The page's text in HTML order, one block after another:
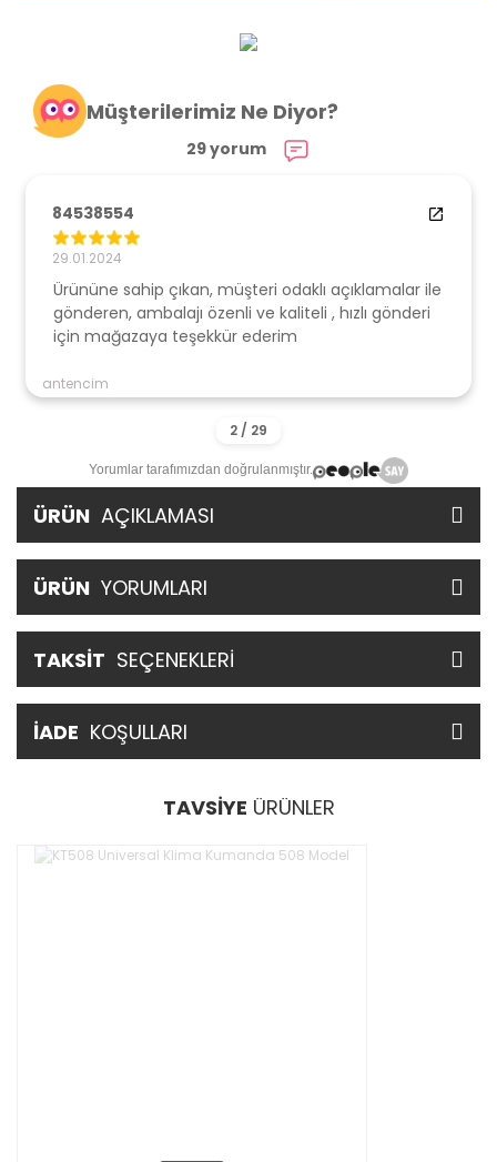
Müşterilerimiz Ne Diyor?
29 yorum
84538554
29.01.2024
Ürününe sahip çıkan, müşteri odaklı açıklamalar ile
gönderen, ambalajı özenli ve kaliteli , hızlı gönderi
için mağazaya teşekkür ederim
antencim
Yorumlar tarafımızdan doğrulanmıştır.
ÜRÜN AÇIKLAMASI
ÜRÜN YORUMLARI
TAKSİT SEÇENEKLERİ
İADE KOŞULLARI
TAVSİYE ÜRÜNLER